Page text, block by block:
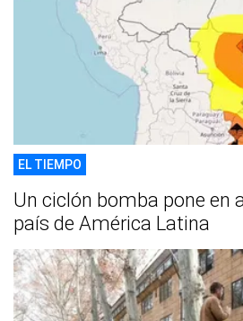
EL TIEMPO
Un ciclón bomba pone en
país de América Latina